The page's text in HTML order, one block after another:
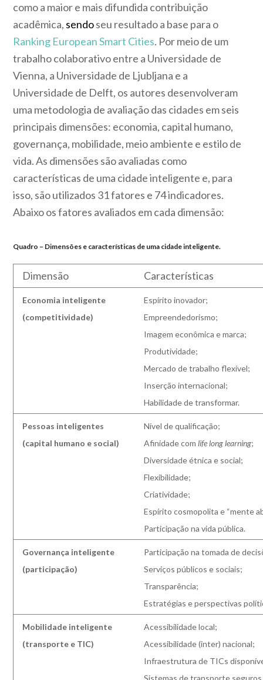
como a maior e mais difundida contribuição
acadêmica, sendoseu resultado a base para o
Ranking European Smart Cities. Por meio de um
trabalho colaborativo entre a Universidade de
Vienna, a Universidade de Ljubljana e a
Universidade de Delft, os autores desenvolveram
uma metodologia de avaliação das cidades em seis
principais dimensões: economia, capital humano,
governança, mobilidade, meio ambiente e estilo de
vida. As dimensões são avaliadas como
características de uma cidade inteligente e, para
isso, são utilizados 31 fatores e 74 indicadores.
Abaixo os fatores avaliados em cada dimensão:
Quadro – Dimensões e características de uma cidade inteligente.
Dimensão Características
Economia inteligente
(competitividade)
Espírito inovador;
Empreendedorismo;
Imagem econômica e marca;
Produtividade;
Mercado de trabalho flexível;
Inserção internacional;
Habilidade de transformar.
Pessoas inteligentes
(capital humano e social)
Nível de qualificação;
Afinidade comlife long learning;
Diversidade étnica e social;
Flexibilidade;
Criatividade;
Espírito cosmopolita e “mente
Participação na vida pública.
Governança inteligente
(participação)
Participação na tomada de
Serviços públicos e sociais;
Transparência;
Estratégias e perspectivas
Mobilidade inteligente
(transporte e TIC)
Acessibilidade local;
Acessibilidade (inter) nacional;
Infraestrutura de TICs